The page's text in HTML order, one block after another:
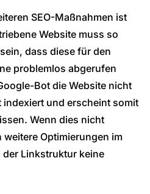
SEO-Maßnahmen ist
Website muss so
dass diese für den
problemlos abgerufen
Bot die Website nicht
und erscheint somit
Wenn dies nicht
Optimierungen im
Linkstruktur keine